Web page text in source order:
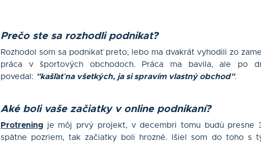
Prečo ste sa rozhodli podnikať?
Rozhodol som sa podnikať preto, lebo ma dvakrát vyhodili zo
práca v športových obchodoch. Práca ma bavila, ale po
povedal: "kašľať na všetkých, ja si spravím vlastný obchod".
Aké boli vaše začiatky v online podnikaní?
Protrening je môj prvý projekt, v decembri tomu budú presne
spätne pozriem, tak začiatky boli hrozné. Išiel som do toho s